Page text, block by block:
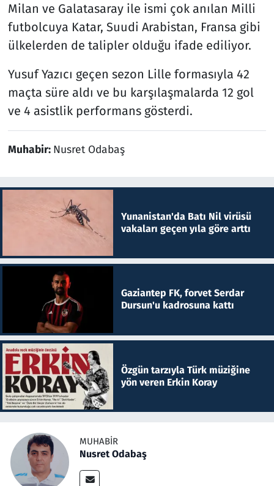
Milan ve Galatasaray ile ismi çok anılan Milli
futbolcuya Katar, Suudi Arabistan, Fransa gibi
ülkelerden de talipler olduğu ifade ediliyor.
Yusuf Yazıcı geçen sezon Lille formasıyla 42
maçta süre aldı ve bu karşılaşmalarda 12 gol
ve 4 asistlik performans gösterdi.
Muhabir: Nusret Odabaş
Yunanistan'da Batı Nil virüsü
vakaları geçen yıla göre arttı
Gaziantep FK, forvet Serdar
Dursun'u kadrosuna kattı
Özgün tarzıyla Türk müziğine
yön veren Erkin Koray
MUHABIR
Nusret Odabaş